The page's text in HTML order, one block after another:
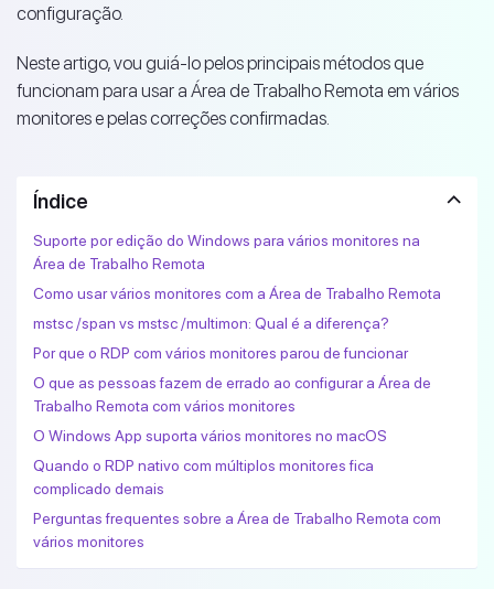
configuração.
Neste artigo, vou guiá-lo pelos principais métodos que
funcionam para usar a Área de Trabalho Remota em vários
monitores e pelas correções confirmadas.
Índice
Suporte por edição do Windows para vários monitores na
Área de Trabalho Remota
Como usar vários monitores com a Área de Trabalho Remota
mstsc /span vs mstsc /multimon: Qual é a diferença?
Por que o RDP com vários monitores parou de funcionar
O que as pessoas fazem de errado ao configurar a Área de
Trabalho Remota com vários monitores
O Windows App suporta vários monitores no macOS
Quando o RDP nativo com múltiplos monitores fica
complicado demais
Perguntas frequentes sobre a Área de Trabalho Remota com
vários monitores